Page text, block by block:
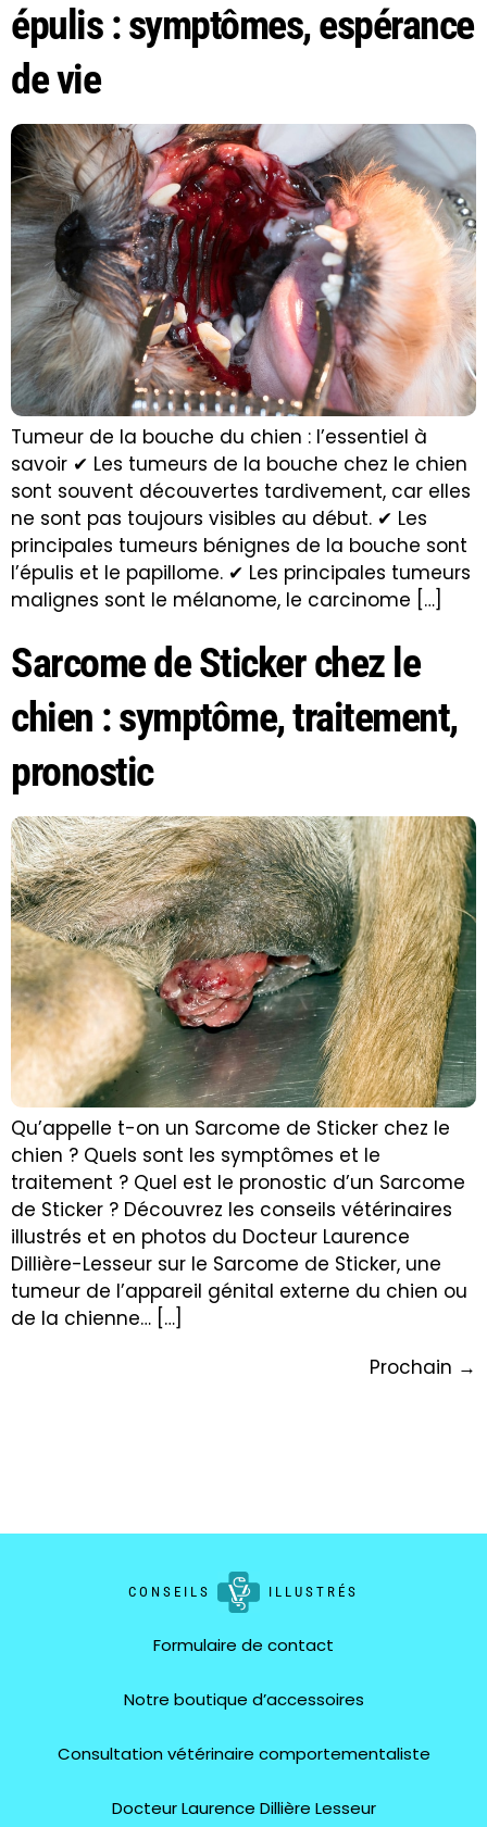
épulis : symptômes, espérance
de vie
Tumeur de la bouche du chien : l’essentiel à
savoir ✔ Les tumeurs de la bouche chez le chien
sont souvent découvertes tardivement, car elles
ne sont pas toujours visibles au début. ✔ Les
principales tumeurs bénignes de la bouche sont
l’épulis et le papillome. ✔ Les principales tumeurs
malignes sont le mélanome, le carcinome […]
Sarcome de Sticker chez le
chien : symptôme, traitement,
pronostic
Qu’appelle t-on un Sarcome de Sticker chez le
chien ? Quels sont les symptômes et le
traitement ? Quel est le pronostic d’un Sarcome
de Sticker ? Découvrez les conseils vétérinaires
illustrés et en photos du Docteur Laurence
Dillière-Lesseur sur le Sarcome de Sticker, une
tumeur de l’appareil génital externe du chien ou
de la chienne… […]
Prochain →
CONSEILS ILLUSTRÉS
Formulaire de contact
Notre boutique d’accessoires
Consultation vétérinaire comportementaliste
Docteur Laurence Dillière Lesseur